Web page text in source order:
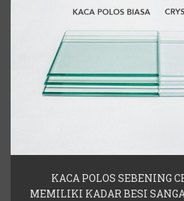
KACA POLOS SEBENING
MEMILIKI KADAR BESI